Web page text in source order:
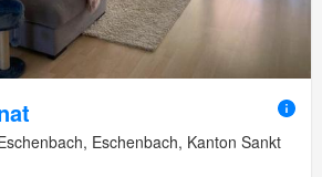
Eschenbach, Kanton Sankt